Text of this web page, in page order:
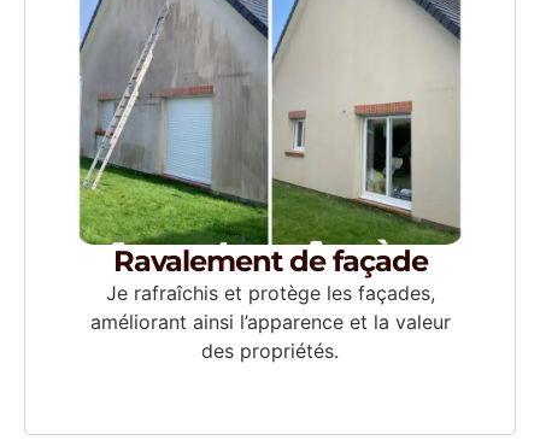
Ravalement de façade
Je rafraîchis et protège les façades,
améliorant ainsi l’apparence et la valeur
des propriétés.